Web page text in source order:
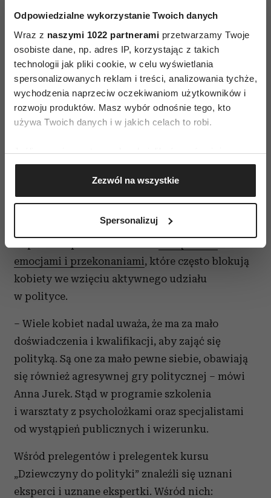
Odpowiedzialne wykorzystanie Twoich danych
Wraz z naszymi 1022 partnerami przetwarzamy Twoje
osobiste dane, np. adres IP, korzystając z takich
technologii jak pliki cookie, w celu wyświetlania
spersonalizowanych reklam i treści, analizowania tychże,
wychodzenia naprzeciw oczekiwaniom użytkowników i
rozwoju produktów. Masz wybór odnośnie tego, kto
używa Twoich danych i w jakich celach to robi.
Jeśli wyrazisz na to zgodę, chcielibyśmy również:
Gromadzić dane dotyczące Twojej lokalizacji
geograficznej z dokładnością nawet do kilku metrów
Identyfikować Twoje urządzenie, aktywnie
(fingerprinting, czyli wirtualny odcisk palca)
dane są przetwarzane oraz ustaw własne preferencje w
zmienić lub wycofać swoją zgodę w dowolnej chwili.
i reklam, aby oferować funkcje społecznościowe i
analizować ruch w naszej witrynie. Informacje o tym, jak
korzystasz z naszej witryny, udostępniamy partnerom
społecznościowym, reklamowym i analitycznym.
Partnerzy mogą połączyć te informacje z innymi danymi
otrzymanymi od Ciebie lub uzyskanymi podczas
korzystania z ich usług.
Zezwól na wszystkie
Spersonalizuj
Czy kobiety odmienią świat
Pokonaćsyndrom oszustki
Organizatorzy położyli szczególny nacisk na
emocjami i przekonaniami, które często blokują
kobiety we wzięciu aktywnego udziału
w polityce.
– Wiele kobiet nadal uważa, że ma za mało
doświadczenia i kwalifikacji, aby zająć się
polityką. Są one za mało pewne siebie, obawiają
się również agresywnej gry politycznej – mówi
Anna Jurek. Stąd w programie szkolenia
i warsztaty z psycholożkami oraz specjalistami
od wystąpień publicznych i wizerunku.
Wśród prelegentów i prelegentek kursu
„Dziewczyny do polityki” znaleźli się uznani
eksperci i uznane ekspertki. Wśród nich: